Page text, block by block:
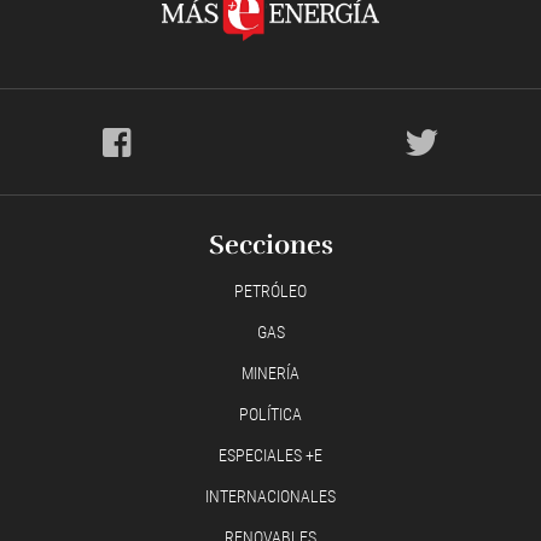
Secciones
PETRÓLEO
GAS
MINERÍA
POLÍTICA
ESPECIALES +E
INTERNACIONALES